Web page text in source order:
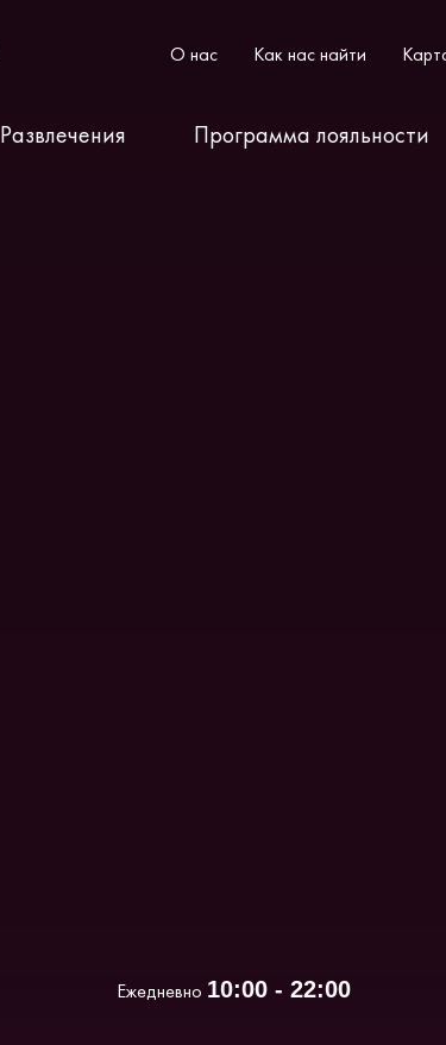
О нас Как нас найти
Развлечения Программа лояльности
Ежедневно 10:00 - 22:00